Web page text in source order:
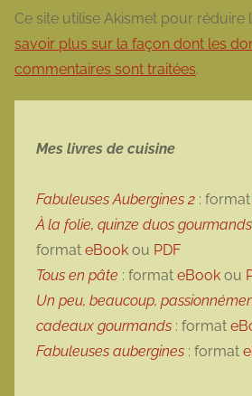
Ce site utilise Akismet pour réduire
savoir plus sur la façon dont les
commentaires sont traitées.
Mes livres de cuisine
Fabuleuses Aubergines 2 : format
À la folie, quinze duos
format eBook ou PDF
Tous en pâte : format eBook ou
Un peu, beaucoup,
cadeaux gourmands : format
Fabuleuses aubergines : format